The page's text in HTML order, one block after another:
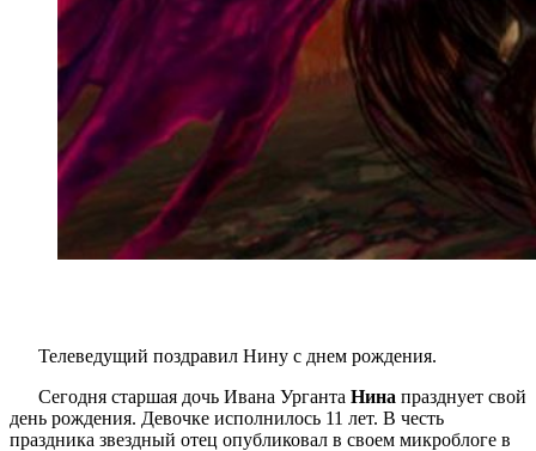
Телеведущий поздравил Нину с днем рождения.
Сегодня старшая дочь Ивана Урганта Нина празднует свой
день рождения. Девочке исполнилось 11 лет. В честь
праздника звездный отец опубликовал в своем микроблоге в